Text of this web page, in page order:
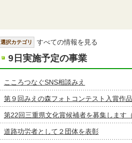
選択カテゴリ すべての情報を見る
9日実施予定の事業
こころつなぐSNS相談みえ
第９回みえの森フォトコンテスト入賞作
第22回三重県文化賞候補者を募集します
道路功労者として２団体を表彰